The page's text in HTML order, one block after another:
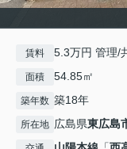
賃料 5.3万円 管理/
面積 54.85㎡
築年数 築18年
所在地 広島県東広島